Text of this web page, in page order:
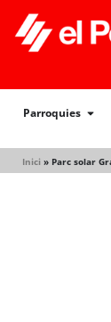
Parroquies
Inici » Parc solar